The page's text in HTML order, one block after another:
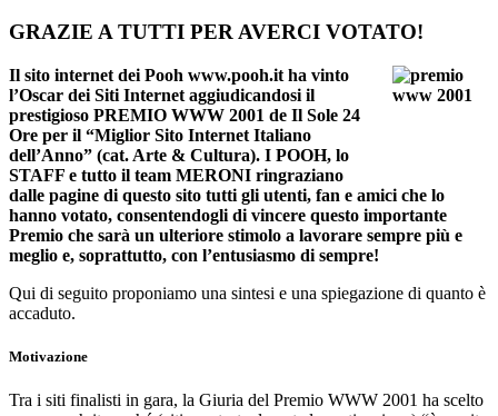
GRAZIE A TUTTI PER AVERCI VOTATO!
Il sito internet dei Pooh www.pooh.it ha vinto
l’Oscar dei Siti Internet aggiudicandosi il
prestigioso PREMIO WWW 2001 de Il Sole 24
Ore per il “Miglior Sito Internet Italiano
dell’Anno” (cat. Arte & Cultura). I POOH, lo
STAFF e tutto il team MERONI ringraziano
dalle pagine di questo sito tutti gli utenti, fan e amici che lo
hanno votato, consentendogli di vincere questo importante
Premio che sarà un ulteriore stimolo a lavorare sempre più e
meglio e, soprattutto, con l’entusiasmo di sempre!
Qui di seguito proponiamo una sintesi e una spiegazione di quanto è
accaduto.
Motivazione
Tra i siti finalisti in gara, la Giuria del Premio WWW 2001 ha scelto